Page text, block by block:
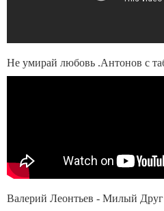
Не умирай любовь .Антонов с
Валерий Леонтьев - Милый Друг